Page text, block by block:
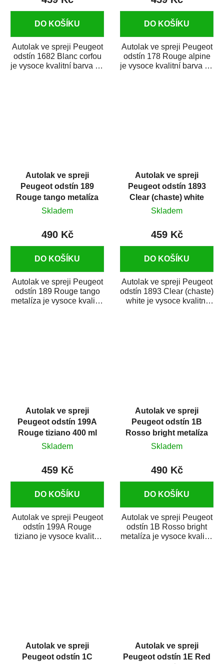
DO KOŠÍKU
Autolak ve spreji Peugeot
odstín 1682 Blanc corfou
je vysoce kvalitní barva na
DO KOŠÍKU
Autolak ve spreji Peugeot
odstín 178 Rouge alpine
je vysoce kvalitní barva na
Autolak ve spreji
Peugeot odstín 189
Rouge tango metalíza
375 ml
Skladem
490 Kč
DO KOŠÍKU
Autolak ve spreji Peugeot
odstín 189 Rouge tango
metalíza je vysoce kvalitní
Autolak ve spreji
Peugeot odstín 1893
Clear (chaste) white
400 ml
Skladem
459 Kč
DO KOŠÍKU
Autolak ve spreji Peugeot
odstín 1893 Clear (chaste)
white je vysoce kvalitní
Autolak ve spreji
Peugeot odstín 199A
Rouge tiziano 400 ml
Skladem
459 Kč
DO KOŠÍKU
Autolak ve spreji Peugeot
odstín 199A Rouge
tiziano je vysoce kvalitní
Autolak ve spreji
Peugeot odstín 1B
Rosso bright metalíza
375 ml
Skladem
490 Kč
DO KOŠÍKU
Autolak ve spreji Peugeot
odstín 1B Rosso bright
metalíza je vysoce kvalitní
Autolak ve spreji
Peugeot odstín 1C
Autolak ve spreji
Peugeot odstín 1E Red